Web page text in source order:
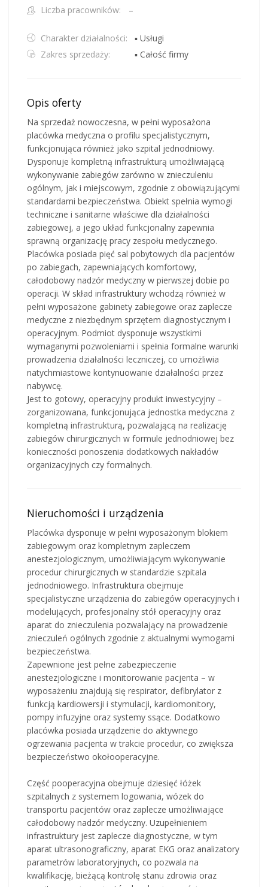
Liczba pracowników:
–
Charakter działalności:
▪ Usługi
Zakres sprzedaży:
▪ Całość firmy
Opis oferty
Na sprzedaż nowoczesna, w pełni wyposażona
placówka medyczna o profilu specjalistycznym,
funkcjonująca również jako szpital jednodniowy.
Dysponuje kompletną infrastrukturą umożliwiającą
wykonywanie zabiegów zarówno w znieczuleniu
ogólnym, jak i miejscowym, zgodnie z obowiązującymi
standardami bezpieczeństwa. Obiekt spełnia wymogi
techniczne i sanitarne właściwe dla działalności
zabiegowej, a jego układ funkcjonalny zapewnia
sprawną organizację pracy zespołu medycznego.
Placówka posiada pięć sal pobytowych dla pacjentów
po zabiegach, zapewniających komfortowy,
całodobowy nadzór medyczny w pierwszej dobie po
operacji. W skład infrastruktury wchodzą również w
pełni wyposażone gabinety zabiegowe oraz zaplecze
medyczne z niezbędnym sprzętem diagnostycznym i
operacyjnym. Podmiot dysponuje wszystkimi
wymaganymi pozwoleniami i spełnia formalne warunki
prowadzenia działalności leczniczej, co umożliwia
natychmiastowe kontynuowanie działalności przez
nabywcę.
Jest to gotowy, operacyjny produkt inwestycyjny –
zorganizowana, funkcjonująca jednostka medyczna z
kompletną infrastrukturą, pozwalającą na realizację
zabiegów chirurgicznych w formule jednodniowej bez
konieczności ponoszenia dodatkowych nakładów
organizacyjnych czy formalnych.
Nieruchomości i urządzenia
Placówka dysponuje w pełni wyposażonym blokiem
zabiegowym oraz kompletnym zapleczem
anestezjologicznym, umożliwiającym wykonywanie
procedur chirurgicznych w standardzie szpitala
jednodniowego. Infrastruktura obejmuje
specjalistyczne urządzenia do zabiegów operacyjnych i
modelujących, profesjonalny stół operacyjny oraz
aparat do znieczulenia pozwalający na prowadzenie
znieczuleń ogólnych zgodnie z aktualnymi wymogami
bezpieczeństwa.
Zapewnione jest pełne zabezpieczenie
anestezjologiczne i monitorowanie pacjenta – w
wyposażeniu znajdują się respirator, defibrylator z
funkcją kardiowersji i stymulacji, kardiomonitory,
pompy infuzyjne oraz systemy ssące. Dodatkowo
placówka posiada urządzenie do aktywnego
ogrzewania pacjenta w trakcie procedur, co zwiększa
bezpieczeństwo okołooperacyjne.
Część pooperacyjna obejmuje dziesięć łóżek
szpitalnych z systemem logowania, wózek do
transportu pacjentów oraz zaplecze umożliwiające
całodobowy nadzór medyczny. Uzupełnieniem
infrastruktury jest zaplecze diagnostyczne, w tym
aparat ultrasonograficzny, aparat EKG oraz analizatory
parametrów laboratoryjnych, co pozwala na
kwalifikację, bieżącą kontrolę stanu zdrowia oraz